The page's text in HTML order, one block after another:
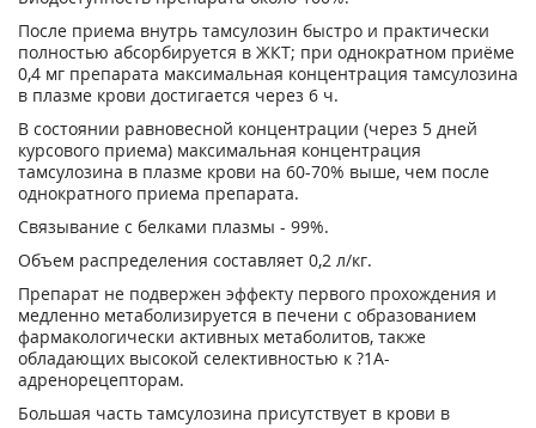
После приема внутрь тамсулозин быстро и практически
полностью абсорбируется в ЖКТ; при однократном приёме
0,4 мг препарата максимальная концентрация тамсулозина
в плазме крови достигается через 6 ч.
В состоянии равновесной концентрации (через 5 дней
курсового приема) максимальная концентрация
тамсулозина в плазме крови на 60-70% выше, чем после
однократного приема препарата.
Связывание с белками плазмы - 99%.
Объем распределения составляет 0,2 л/кг.
Препарат не подвержен эффекту первого прохождения и
медленно метаболизируется в печени с образованием
фармакологически активных метаболитов, также
обладающих высокой селективностью к ?1А-
адренорецепторам.
Большая часть тамсулозина присутствует в крови в